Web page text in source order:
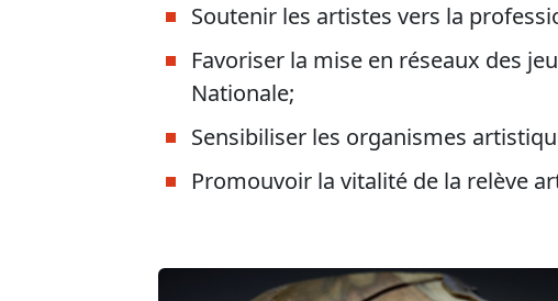
Soutenir les artistes vers la
Favoriser la mise en réseaux des
Nationale;
Sensibiliser les organismes
Promouvoir la vitalité de la relève